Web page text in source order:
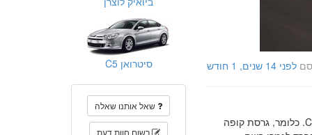
לפני 14 שנים, 1 חודש
גרסה זו הינה גרסת קופה בעלת 4 דלתות. פירוש הצירוף CC הינו - COMFORT COUPE. כלומר, גרסת קופה
סיטרואן C5
שאל אותנו שאלה
רשום חוות דעת